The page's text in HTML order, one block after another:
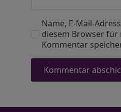
Name, E-Mail-
diesem Browser für
Kommentar